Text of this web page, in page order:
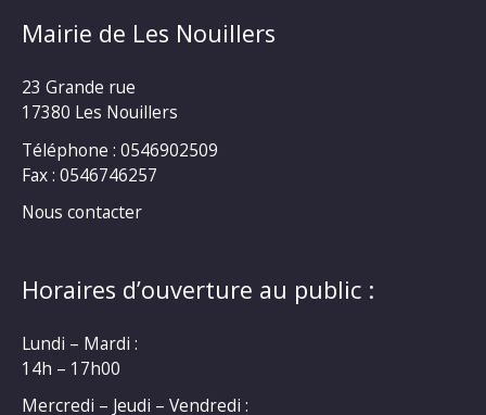
Mairie de Les Nouillers
23 Grande rue
17380 Les Nouillers
Téléphone : 0546902509
Fax : 0546746257
Nous contacter
Horaires d’ouverture au public :
Lundi – Mardi :
14h – 17h00
Mercredi – Jeudi – Vendredi :